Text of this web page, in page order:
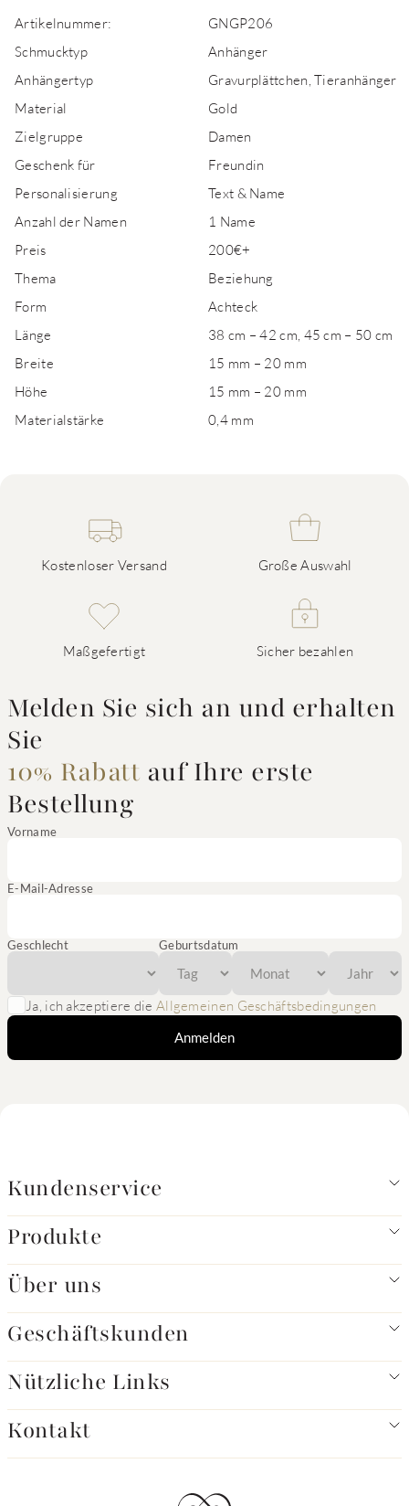
Artikelnummer:
GNGP206
Schmucktyp
Anhänger
Anhängertyp
Gravurplättchen, Tieranhänger
Material
Gold
Zielgruppe
Damen
Geschenk für
Freundin
Personalisierung
Text & Name
Anzahl der Namen
1 Name
Preis
200€+
Thema
Beziehung
Form
Achteck
Länge
38 cm – 42 cm, 45 cm – 50 cm
Breite
15 mm – 20 mm
Höhe
15 mm – 20 mm
Materialstärke
0,4 mm
Kostenloser Versand Große Auswahl
Maßgefertigt Sicher bezahlen
Melden Sie sich an und erhalten
Sie
10% Rabatt auf Ihre erste
Bestellung
Vorname
E-Mail-Adresse
Geschlecht Geburtsdatum
Ja, ich akzeptiere die Allgemeinen Geschäftsbedingungen
Anmelden
Kundenservice
Produkte
Über uns
Geschäftskunden
Nützliche Links
Kontakt